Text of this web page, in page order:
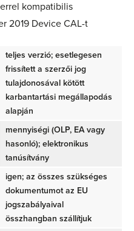
kompatibilis
2019 Device CAL-t
teljes verzió; esetlegesen
frissített a szerzői jog
tulajdonosával kötött
karbantartási megállapodás
alapján
mennyiségi (OLP, EA vagy
hasonló); elektronikus
tanúsítvány
igen; az összes szükséges
dokumentumot az EU
jogszabályaival
összhangban szállítjuk